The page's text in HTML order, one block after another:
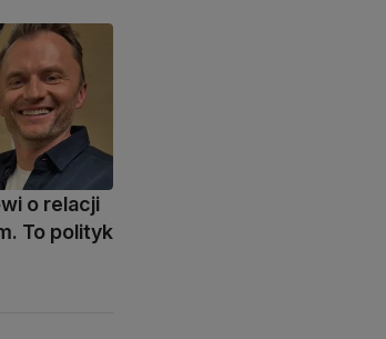
o relacji
To polityk